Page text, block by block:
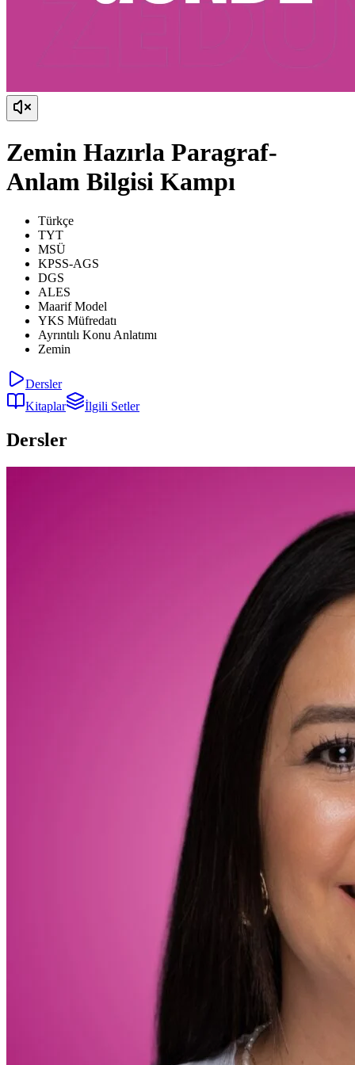
Zemin Hazırla Paragraf-
Anlam Bilgisi Kampı
Türkçe
TYT
MSÜ
KPSS-AGS
DGS
ALES
Maarif Model
YKS Müfredatı
Ayrıntılı Konu Anlatımı
Zemin
Dersler
Kitaplar
İlgili Setler
Dersler